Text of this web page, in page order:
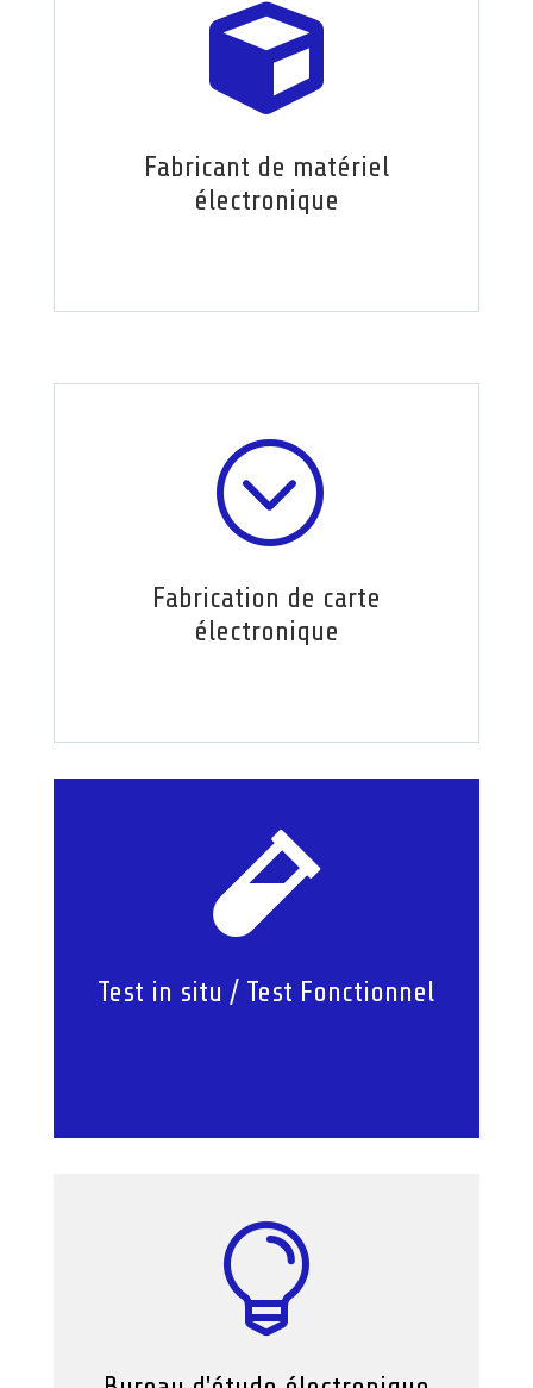

Fabricant de matériel
électronique
;
Fabrication de carte
électronique

Test in situ / Test Fonctionnel
